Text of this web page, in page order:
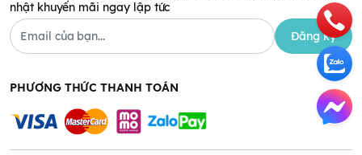
nhật khuyến mãi ngay lập tức
Đăng ký
PHƯƠNG THỨC THANH TOÁN